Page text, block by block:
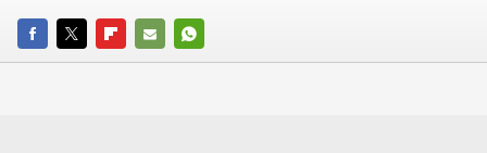
FACEBOOKTWITTERFLIPBOARD
E-
WHATSAPP